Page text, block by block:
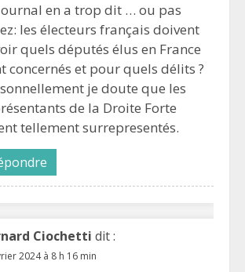
en a trop dit … ou pas
les électeurs français doivent
quels députés élus en France
concernés et pour quels délits ?
je doute que les
de la Droite Forte
tellement surrepresentés.
Ciochetti dit :
2024 à 8 h 16 min